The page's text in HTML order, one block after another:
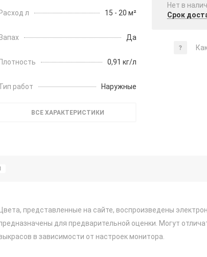
Расход л 15 - 20 м²
Да
Плотность 0,91 кг/л
работ Наружные
ВСЕ ХАРАКТЕРИСТИКИ
Нет в
Срок
Цвета, представленные на сайте, воспроизведены
для предварительной оценки. Могут
в зависимости от настроек монитора.